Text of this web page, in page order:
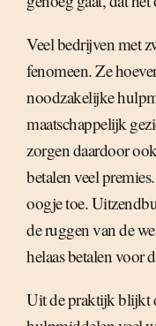
Veel bedrijven met
fenomeen. Ze
noodzakelijke
maatschappelijk
zorgen daardoor
betalen veel
oogje toe.
de ruggen van de
helaas betalen voor
Uit de praktijk blijkt